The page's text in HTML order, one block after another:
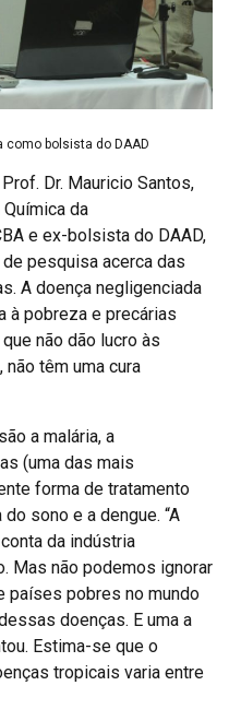
como bolsista do DAAD
Dr. Mauricio Santos,
da
e ex-bolsista do DAAD,
pesquisa acerca das
A doença negligenciada
à pobreza e precárias
não dão lucro às
têm uma cura
a malária, a
(uma das mais
forma de tratamento
sono e a dengue. “A
da indústria
Mas não podemos ignorar
países pobres no mundo
doenças. E uma a
Estima-se que o
tropicais varia entre